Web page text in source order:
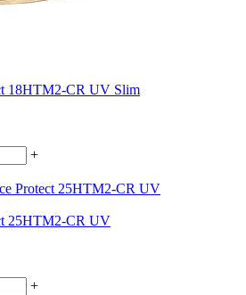
18HTM2-CR UV Slim
+
25HTM2-CR UV
+